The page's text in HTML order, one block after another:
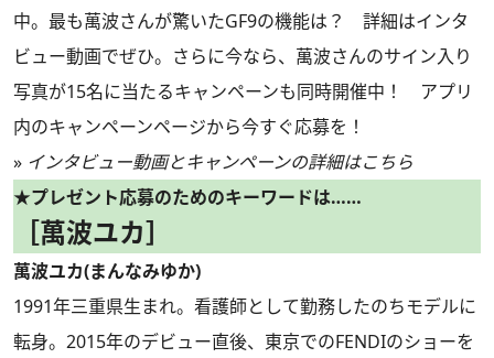
中。最も萬波さんが驚いたGF9の機能は？ 詳細はインタ
ビュー動画でぜひ。さらに今なら、萬波さんのサイン入り
写真が15名に当たるキャンペーンも同時開催中！ アプリ
内のキャンペーンページから今すぐ応募を！
» インタビュー動画とキャンペーンの詳細はこちら
★プレゼント応募のためのキーワードは……
［萬波ユカ］
萬波ユカ(まんなみゆか)
1991年三重県生まれ。看護師として勤務したのちモデルに
転身。2015年のデビュー直後、東京でのFENDIのショーを